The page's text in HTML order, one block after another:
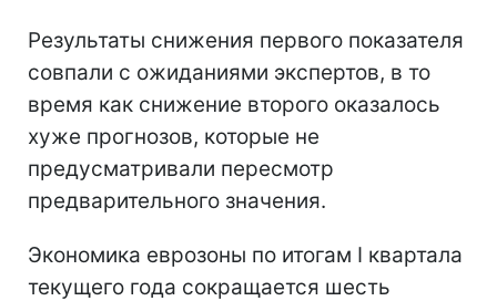
Результаты снижения первого показателя
совпали с ожиданиями экспертов, в то
время как снижение второго оказалось
хуже прогнозов, которые не
предусматривали пересмотр
предварительного значения.
Экономика еврозоны по итогам I квартала
текущего года сокращается шесть